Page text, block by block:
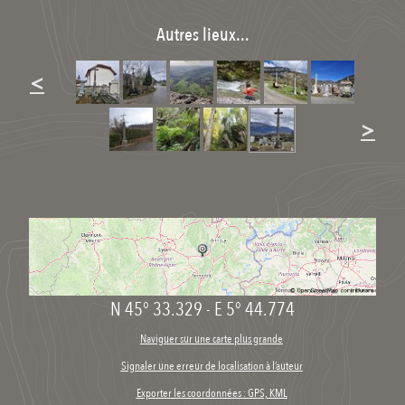
Autres lieux...
<
>
N 45° 33.329- E 5° 44.774
Naviguer sur une carte plus grande
Signaler une erreur de localisation à l’auteur
Exporter les coordonnées : GPS, KML